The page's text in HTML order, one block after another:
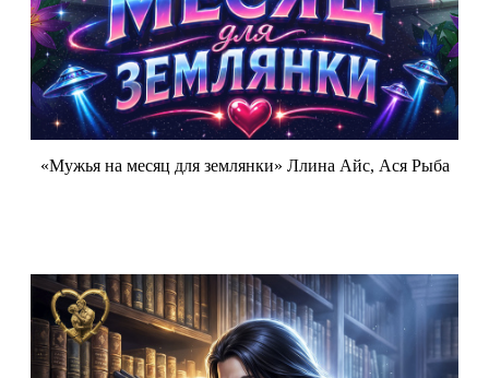
«Мужья на месяц для землянки» Ллина Айс, Ася Рыба